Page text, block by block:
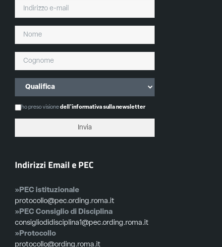
ho preso visionedell'informativa sulla newsletter
Indirizzi Email e PEC
»PEC istituzionale
protocollo@pec.ording.roma.it
»PEC Consiglio di Disciplina
consigliodidisciplina1@pec.ording.roma.it
»Protocollo
protocollo@ording.roma.it